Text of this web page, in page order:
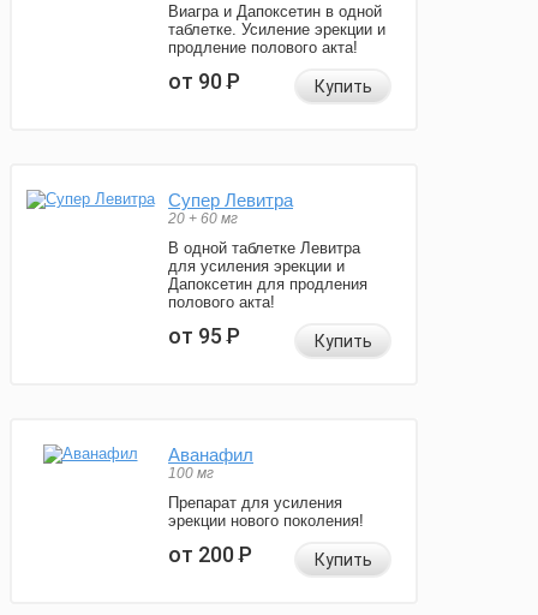
Виагра и Дапоксетин в одной
таблетке. Усиление эрекции и
продление полового акта!
от 90Р Купить
Супер Левитра
20 + 60 мг
В одной таблетке Левитра
для усиления эрекции и
Дапоксетин для продления
полового акта!
от 95Р Купить
Аванафил
100 мг
Препарат для усиления
эрекции нового поколения!
от 200Р Купить